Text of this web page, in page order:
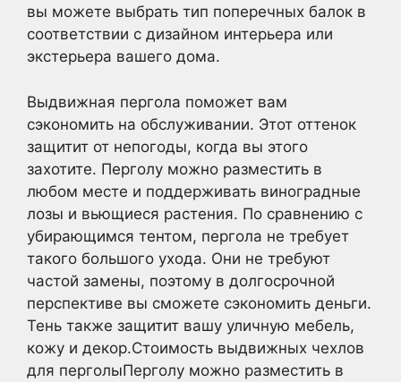
вы можете выбрать тип поперечных балок в
соответствии с дизайном интерьера или
экстерьера вашего дома.
Выдвижная пергола поможет вам
сэкономить на обслуживании. Этот оттенок
защитит от непогоды, когда вы этого
захотите. Перголу можно разместить в
любом месте и поддерживать виноградные
лозы и вьющиеся растения. По сравнению с
убирающимся тентом, пергола не требует
такого большого ухода. Они не требуют
частой замены, поэтому в долгосрочной
перспективе вы сможете сэкономить деньги.
Тень также защитит вашу уличную мебель,
кожу и декор.Стоимость выдвижных чехлов
для перголыПерголу можно разместить в